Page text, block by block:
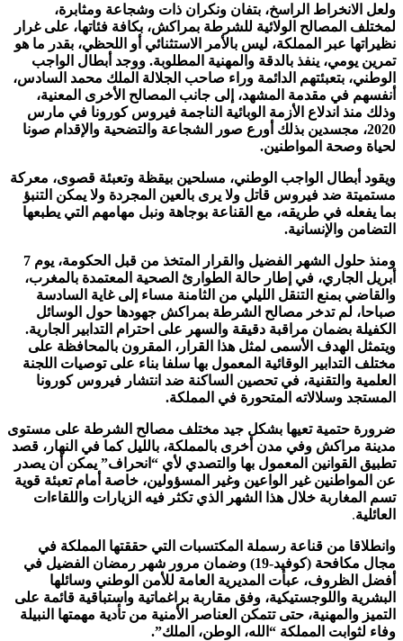
ولعل الانخراط الراسخ، بتفان ونكران ذات وشجاعة ومثابرة،
لمختلف المصالح الولائية للشرطة بمراكش، بكافة فئاتها، على غرار
نظيراتها عبر المملكة، ليس بالأمر الاستثنائي أو اللحظي، بقدر ما هو
تمرين يومي، ينفذ بالدقة والمهنية المطلوبة. ووجد أبطال الواجب
الوطني، بتعبئتهم الدائمة وراء صاحب الجلالة الملك محمد السادس،
أنفسهم في مقدمة المشهد، إلى جانب المصالح الأخرى المعنية،
وذلك منذ اندلاع الأزمة الوبائية الناجمة فيروس كورونا في مارس
2020، مجسدين بذلك أورع صور الشجاعة والتضحية والإقدام صونا
لحياة وصحة المواطنين.
ويقود أبطال الواجب الوطني، مسلحين بيقظة وتعبئة قصوى، معركة
مستميتة ضد فيروس قاتل ولا يرى بالعين المجردة ولا يمكن التنبؤ
بما يفعله في طريقه، مع القناعة بوجاهة ونبل مهامهم التي يطبعها
التضامن والإنسانية.
ومنذ حلول الشهر الفضيل والقرار المتخذ من قبل الحكومة، يوم 7
أبريل الجاري، في إطار حالة الطوارئ الصحية المعتمدة بالمغرب،
والقاضي بمنع التنقل الليلي من الثامنة مساء إلى غاية السادسة
صباحا، لم تدخر مصالح الشرطة بمراكش جهودها حول الوسائل
الكفيلة بضمان مراقبة دقيقة والسهر على احترام التدابير الجارية.
ويتمثل الهدف الأسمى لمثل هذا القرار، المقرون بالمحافظة على
مختلف التدابير الوقائية المعمول بها سلفا بناء على توصيات اللجنة
العلمية والتقنية، في تحصين الساكنة ضد انتشار فيروس كورونا
المستجد وسلالاته المتحورة في المملكة.
ضرورة حتمية تعيها بشكل جيد مختلف مصالح الشرطة على مستوى
مدينة مراكش وفي مدن أخرى بالمملكة، بالليل كما في النهار، قصد
تطبيق القوانين المعمول بها والتصدي لأي “انحراف” يمكن أن يصدر
عن المواطنين غير الواعين وغير المسؤولين، خاصة أمام تعبئة قوية
تسم المغاربة خلال هذا الشهر الذي تكثر فيه الزيارات واللقاءات
العائلية.
وانطلاقا من قناعة رسملة المكتسبات التي حققتها المملكة في
مجال مكافحة (كوفيد-19) وضمان مرور شهر رمضان الفضيل في
أفضل الظروف، عبأت المديرية العامة للأمن الوطني وسائلها
البشرية واللوجستيكية، وفق مقاربة براغماتية واستباقية قائمة على
التميز والمهنية، حتى تتمكن العناصر الأمنية من تأدية مهمتها النبيلة
وفاء لثوابت المملكة “الله، الوطن، الملك”.